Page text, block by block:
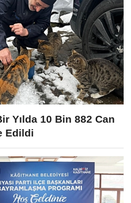
Yılda 10 Bin 882 Can
Edildi